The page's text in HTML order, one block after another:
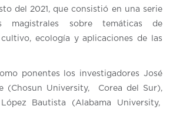
del 2021, que consistió en una serie
magistrales sobre temáticas de
cultivo, ecología y aplicaciones de las
ponentes los investigadores José
(Chosun University, Corea del Sur),
Bautista (Alabama University,